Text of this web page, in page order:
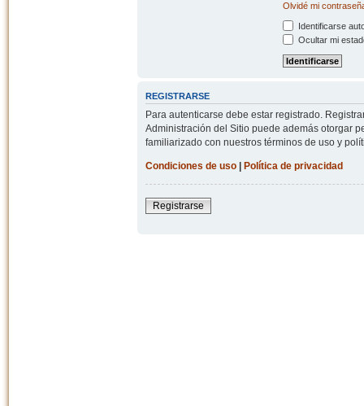
Olvidé mi
Identificarse
Ocultar mi
REGISTRARSE
Para autenticarse debe estar registrado.
Administración del Sitio puede además otorgar
familiarizado con nuestros términos de uso y
Condiciones de uso| Política de privacidad
Registrarse